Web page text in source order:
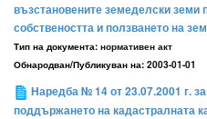
възстановените земеделски земи
собствеността и ползването на
Тип на документа: нормативен акт
Обнародван/Публикуван на: 2003-01-01
Наредба № 14 от 23.07.2001 г.
поддържането на кадастралната